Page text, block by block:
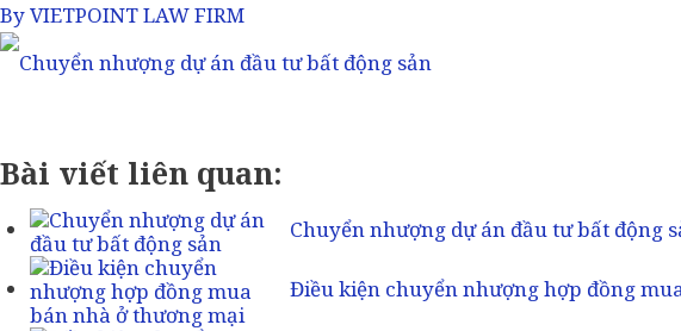
ByVIETPOINT LAW FIRM
Bài viết liên quan:
Chuyển nhượng dự án đầu tư bất động
Điều kiện chuyển nhượng hợp đồng